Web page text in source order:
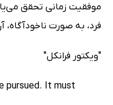
موفقیت زمانی تحقق
فرد، به صورت ناخودآگاه،
"ویکتور فرانکل"
pursued. It must